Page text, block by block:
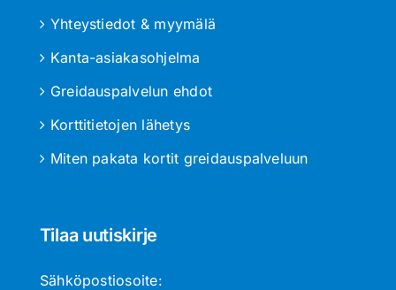
Yhteystiedot & myymälä
Kanta-asiakasohjelma
Greidauspalvelun ehdot
Korttitietojen lähetys
Miten pakata kortit greidauspalveluun
Tilaa uutiskirje
Sähköpostiosoite: